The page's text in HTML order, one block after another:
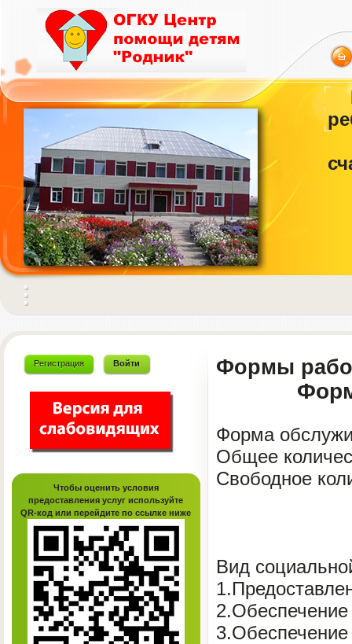
Регистрация Войти
Чтобы оценить условия
предоставления услуг используйте
QR-код или перейдите по ссылке ниже
Формы
Форма
Общее
Свободное
Вид